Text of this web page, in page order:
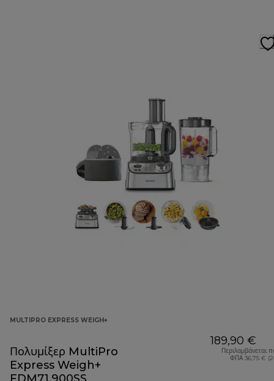
MULTIPRO EXPRESS WEIGH+
Πολυμίξερ MultiPro
Express Weigh+
189,90 €
Περιλαμβάνεται
ΦΠΑ 36,75 €